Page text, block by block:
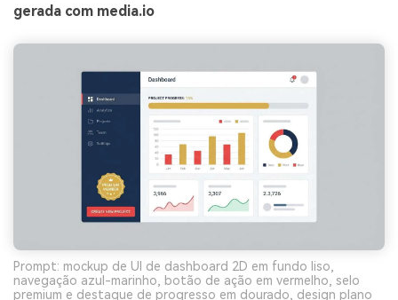
gerada com media.io
Prompt: mockup de UI de dashboard 2D em fundo liso,
navegação azul-marinho, botão de ação em vermelho, selo
premium e destaque de progresso em dourado, design plano